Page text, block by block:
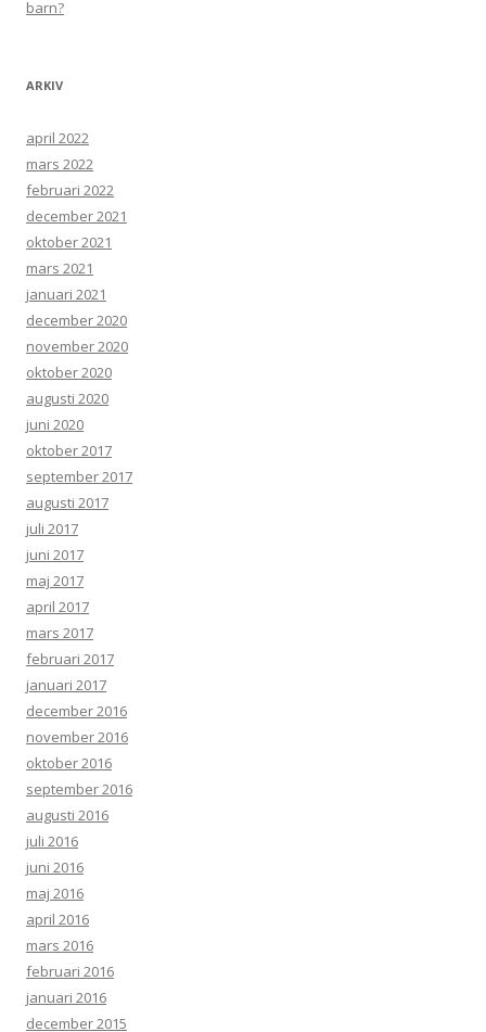
barn?
ARKIV
april 2022
mars 2022
februari 2022
december 2021
oktober 2021
mars 2021
januari 2021
december 2020
november 2020
oktober 2020
augusti 2020
juni 2020
oktober 2017
september 2017
augusti 2017
juli 2017
juni 2017
maj 2017
april 2017
mars 2017
februari 2017
januari 2017
december 2016
november 2016
oktober 2016
september 2016
augusti 2016
juli 2016
juni 2016
maj 2016
april 2016
mars 2016
februari 2016
januari 2016
december 2015